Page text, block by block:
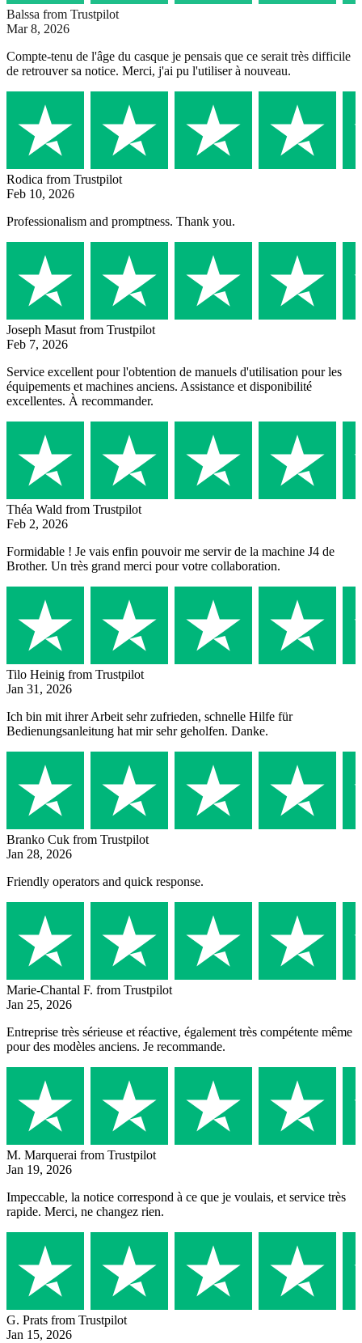
Balssa from Trustpilot
Mar 8, 2026
Compte-tenu de l'âge du casque je pensais que ce serait très difficile
de retrouver sa notice. Merci, j'ai pu l'utiliser à nouveau.
Rodica from Trustpilot
Feb 10, 2026
Professionalism and promptness. Thank you.
Joseph Masut from Trustpilot
Feb 7, 2026
Service excellent pour l'obtention de manuels d'utilisation pour les
équipements et machines anciens. Assistance et disponibilité
excellentes. À recommander.
Théa Wald from Trustpilot
Feb 2, 2026
Formidable ! Je vais enfin pouvoir me servir de la machine J4 de
Brother. Un très grand merci pour votre collaboration.
Tilo Heinig from Trustpilot
Jan 31, 2026
Ich bin mit ihrer Arbeit sehr zufrieden, schnelle Hilfe für
Bedienungsanleitung hat mir sehr geholfen. Danke.
Branko Cuk from Trustpilot
Jan 28, 2026
Friendly operators and quick response.
Marie-Chantal F. from Trustpilot
Jan 25, 2026
Entreprise très sérieuse et réactive, également très compétente même
pour des modèles anciens. Je recommande.
M. Marquerai from Trustpilot
Jan 19, 2026
Impeccable, la notice correspond à ce que je voulais, et service très
rapide. Merci, ne changez rien.
G. Prats from Trustpilot
Jan 15, 2026